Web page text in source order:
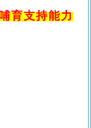
育支持能力